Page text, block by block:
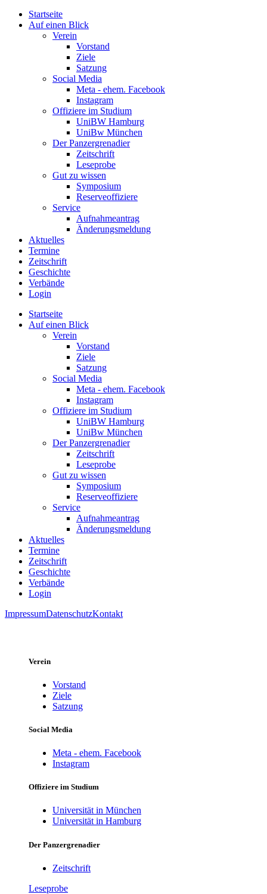
Startseite
Auf einen Blick
Verein
Vorstand
Ziele
Satzung
Social Media
Meta - ehem. Facebook
Instagram
Offiziere im Studium
UniBW Hamburg
UniBw München
Der Panzergrenadier
Zeitschrift
Leseprobe
Gut zu wissen
Symposium
Reserveoffiziere
Service
Aufnahmeantrag
Änderungsmeldung
Aktuelles
Termine
Zeitschrift
Geschichte
Verbände
Login
Startseite
Auf einen Blick
Verein
Vorstand
Ziele
Satzung
Social Media
Meta - ehem. Facebook
Instagram
Offiziere im Studium
UniBW Hamburg
UniBw München
Der Panzergrenadier
Zeitschrift
Leseprobe
Gut zu wissen
Symposium
Reserveoffiziere
Service
Aufnahmeantrag
Änderungsmeldung
Aktuelles
Termine
Zeitschrift
Geschichte
Verbände
Login
ImpressumDatenschutzKontakt
Verein
Vorstand
Ziele
Satzung
Social Media
Meta - ehem. Facebook
Instagram
Offiziere im Studium
Universität in München
Universität in Hamburg
Der Panzergrenadier
Zeitschrift
Leseprobe